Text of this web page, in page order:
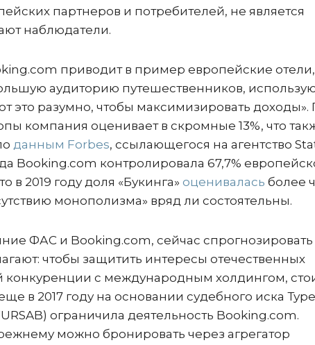
партнеров и потребителей, не является
наблюдатели.
приводит в пример европейские отели,
аудиторию путешественников,
это разумно, чтобы максимизировать доходы».
компания оценивает в скромные 13%, что
данным Forbes, ссылающегося на агентство
Booking.com контролировала 67,7%
в 2019 году доля «Букинга» оценивалась более
монополизма» вряд ли состоятельны.
ФАС и Booking.com, сейчас спрогнозировать
чтобы защитить интересы отечественных
конкуренции с международным холдингом,
в 2017 году на основании судебного иска
ограничила деятельность Booking.com.
можно бронировать через агрегатор